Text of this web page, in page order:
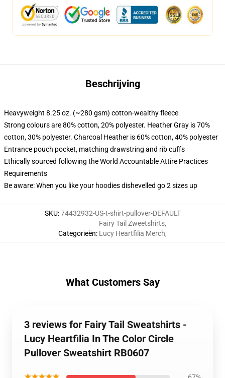
Beschrijving
Heavyweight 8.25 oz. (~280 gsm) cotton-wealthy fleece
Strong colours are 80% cotton, 20% polyester. Heather Gray is 70%
cotton, 30% polyester. Charcoal Heather is 60% cotton, 40% polyester
Entrance pouch pocket, matching drawstring and rib cuffs
Ethically sourced following the World Accountable Attire Practices
Requirements
Be aware: When you like your hoodies dishevelled go 2 sizes up
SKU:74432932-US-t-shirt-pullover-DEFAULT
Categorieën:
Fairy Tail Zweetshirts,
Lucy Heartfilia Merch,
What Customers Say
3 reviews for Fairy Tail Sweatshirts -
Lucy Heartfilia In The Color Circle
Pullover Sweatshirt RB0607